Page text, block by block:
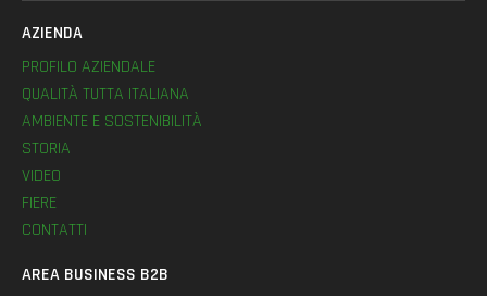
AZIENDA
PROFILO AZIENDALE
QUALITÀ TUTTA ITALIANA
AMBIENTE E SOSTENIBILITÀ
STORIA
VIDEO
FIERE
CONTATTI
AREA BUSINESS B2B